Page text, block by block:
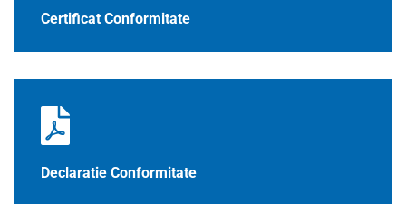
Certificat Conformitate
Declaratie Conformitate